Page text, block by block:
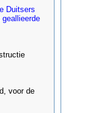
Duitsers
voor de